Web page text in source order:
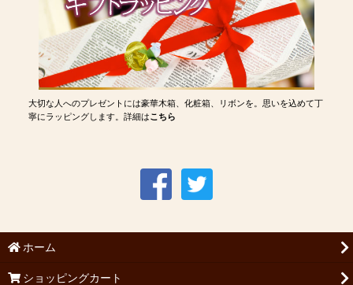
大切な人へのプレゼントには豪華木箱、化粧箱、リボンを。思いを込めて丁
寧にラッピングします。詳細はこちら
ホーム
ショッピングカート